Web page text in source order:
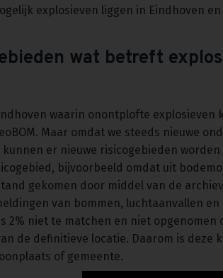
explosieven liggen in Eindhoven
wat betreft
waarin onontplofte
Maar omdat we steeds nieuwe
er nieuwe risicogebieden
bijvoorbeeld omdat uit
gekomen door middel van de
van bommen, luchtaanvallen
2% niet te matchen en niet opgenomen
de definitieve locatie. Daarom is deze
of gemeente.